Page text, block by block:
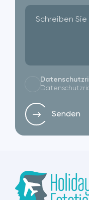
Senden